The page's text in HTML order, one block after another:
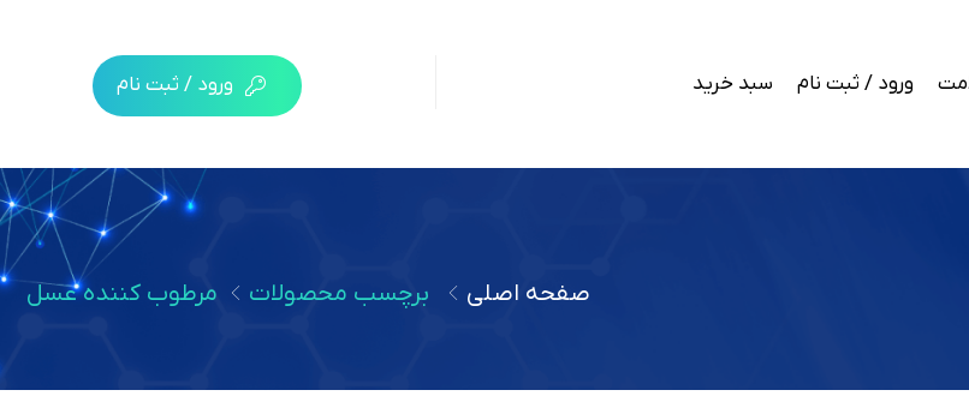
ورود / ثبت نام سبد خرید ورود / ثبت نام
صفحه اصلی برچسب محصولات مرطوب کننده عسل